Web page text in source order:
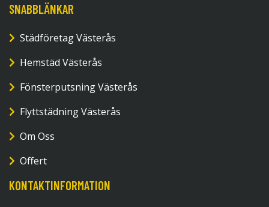
SNABBLÄNKAR
Städföretag Västerås
Hemstäd Västerås
Fönsterputsning Västerås
Flyttstädning Västerås
Om Oss
Offert
KONTAKTINFORMATION